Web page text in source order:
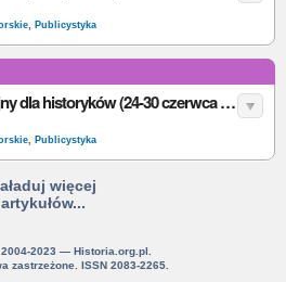
, Publicystyka
Program telewizyjny dla historyków (24-30 czerwca 2013)
, Publicystyka
więcej
artykułów...
2023 — Historia.org.pl.
zastrzeżone. ISSN 2083-2265.